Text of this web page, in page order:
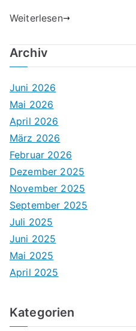
Weiterlesen
Archiv
Juni 2026
Mai 2026
April 2026
März 2026
Februar 2026
Dezember 2025
November 2025
September 2025
Juli 2025
Juni 2025
Mai 2025
April 2025
Kategorien